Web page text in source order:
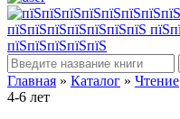
Главная » Каталог » Чтение
4-6 лет